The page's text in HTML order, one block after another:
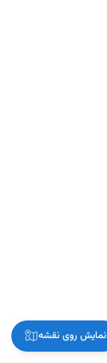
نمایش روی نقشه